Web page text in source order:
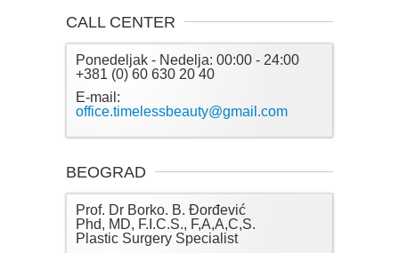
CALL CENTER
Ponedeljak - Nedelja: 00:00 - 24:00
+381 (0) 60 630 20 40
E-mail:
office.timelessbeauty@gmail.com
BEOGRAD
Prof. Dr Borko. B. Đorđević
Phd, MD, F.I.C.S., F,A,A,C,S.
Plastic Surgery Specialist